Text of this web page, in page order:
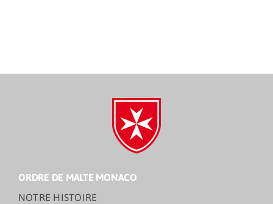
ORDRE DE MALTE MONACO
NOTRE HISTOIRE